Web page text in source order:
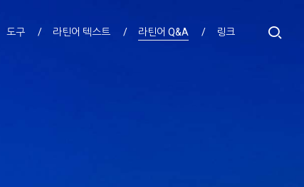
도구 라틴어 텍스트 라틴어 Q&A 링크